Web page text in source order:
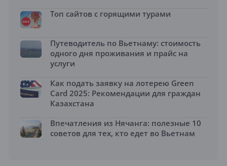
Топ сайтов с горящими турами
Путеводитель по Вьетнаму: стоимость
одного дня проживания и прайс на
услуги
Как подать заявку на лотерею Green
Card 2025: Рекомендации для граждан
Казахстана
Впечатления из Нячанга: полезные 10
советов для тех, кто едет во Вьетнам